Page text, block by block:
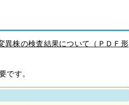
異株の検査結果について（ＰＤＦ形
です。